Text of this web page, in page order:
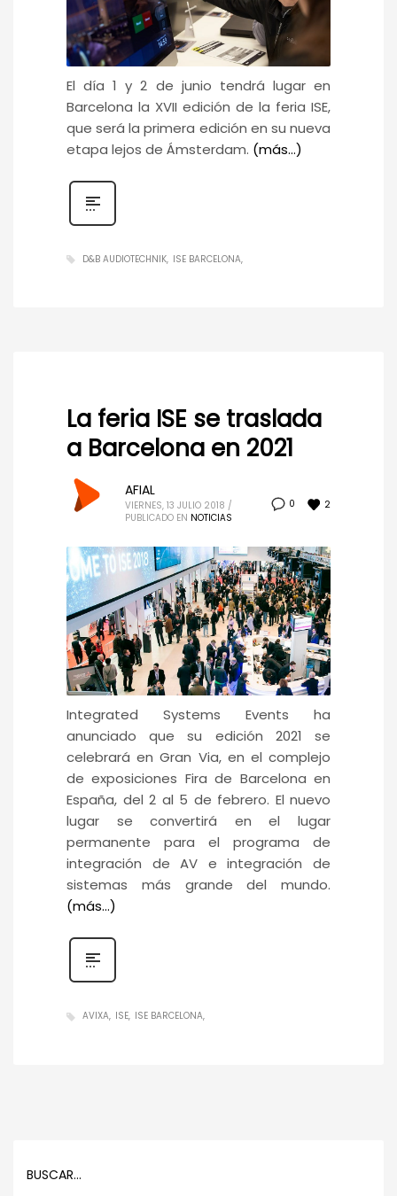
El día 1 y 2 de junio tendrá lugar en
Barcelona la XVII edición de la feria ISE,
que será la primera edición en su nueva
etapa lejos de Ámsterdam. (más…)
D&B AUDIOTECHNIK ISE BARCELONA
La feria ISE se traslada
a Barcelona en 2021
0 2
AFIAL
VIERNES, 13 JULIO 2018 /
PUBLICADO EN NOTICIAS
Integrated Systems Events ha
anunciado que su edición 2021 se
celebrará en Gran Via, en el complejo
de exposiciones Fira de Barcelona en
España, del 2 al 5 de febrero. El nuevo
lugar se convertirá en el lugar
permanente para el programa de
integración de AV e integración de
sistemas más grande del mundo.
(más…)
AVIXA ISE ISE BARCELONA
BUSCAR…